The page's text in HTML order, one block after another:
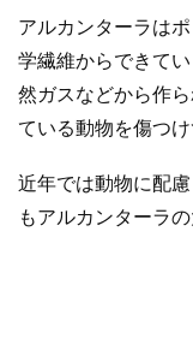
アルカンターラは
学繊維からできて
然ガスなどから作
ている動物を傷つ
近年では動物に配
もアルカンターラ